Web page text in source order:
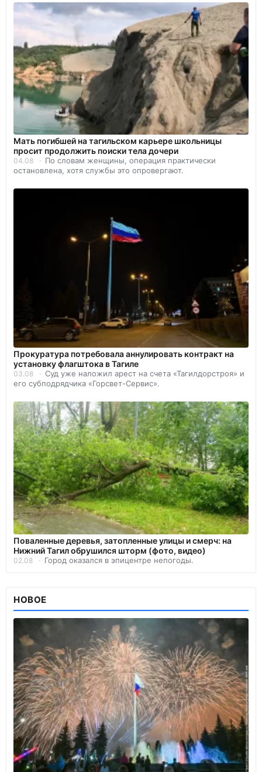
Мать погибшей на тагильском карьере школьницы
просит продолжить поиски тела дочери
04.08
По словам женщины, операция практически
остановлена, хотя службы это опровергают.
Прокуратура потребовала аннулировать контракт на
установку флагштока в Тагиле
03.08
Суд уже наложил арест на счета «Тагилдорстроя» и
его субподрядчика «Горсвет-Сервис».
Поваленные деревья, затопленные улицы и смерч: на
Нижний Тагил обрушился шторм (фото, видео)
02.08 Город оказался в эпицентре непогоды.
НОВОЕ